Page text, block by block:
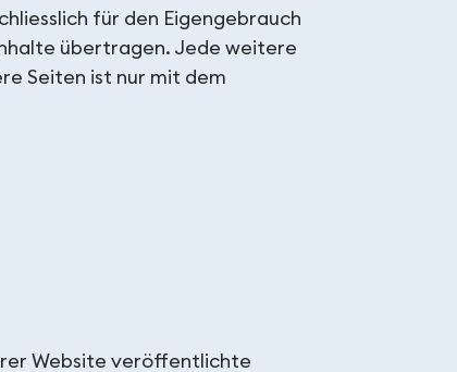
für den Eigengebrauch
übertragen. Jede weitere
Seiten ist nur mit dem
Website veröffentlichte